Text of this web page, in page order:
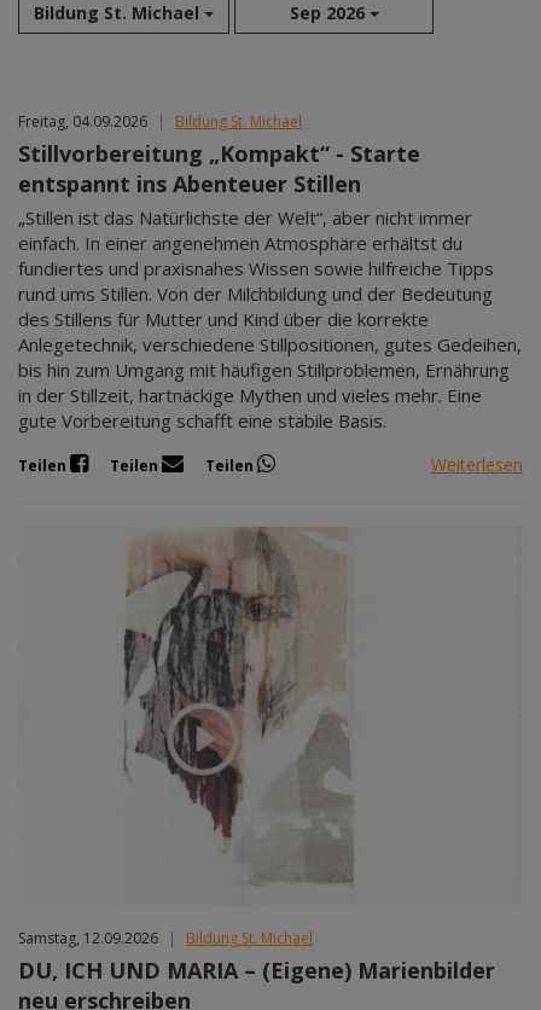
Bildung St. Michael Sep 2026
Sep 2026
Okt 2026
Nov 2026
Dez 2026
Jan 2027
Feb 2027
Mär 2027
Apr 2027
Mai 2027
Jun 2027
Freitag, 04.09.2026 | Bildung St. Michael
Stillvorbereitung „Kompakt“ - Starte
entspannt ins Abenteuer Stillen
„Stillen ist das Natürlichste der Welt“, aber nicht immer
einfach. In einer angenehmen Atmosphäre erhältst du
fundiertes und praxisnahes Wissen sowie hilfreiche Tipps
rund ums Stillen. Von der Milchbildung und der Bedeutung
des Stillens für Mutter und Kind über die korrekte
Anlegetechnik, verschiedene Stillpositionen, gutes Gedeihen,
bis hin zum Umgang mit häufigen Stillproblemen, Ernährung
in der Stillzeit, hartnäckige Mythen und vieles mehr. Eine
gute Vorbereitung schafft eine stabile Basis.
Teilen Teilen Teilen Weiterlesen
Samstag, 12.09.2026 | Bildung St. Michael
DU, ICH UND MARIA – (Eigene) Marienbilder
neu erschreiben